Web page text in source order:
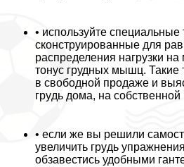
• используйте
сконструированные для
распределения нагрузки
тонус грудных мышц.
в свободной продаже и
гpyдь дома, на собственной
• если же вы решили
увеличить гpyдь
обзавестись удобными